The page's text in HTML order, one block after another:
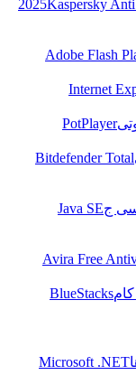
Kaspersky
Adobe Flash
Internet
PotPlayer
Bitdefender Total
جJava SE
Avira Free
BlueStacks
Microsoft .NET